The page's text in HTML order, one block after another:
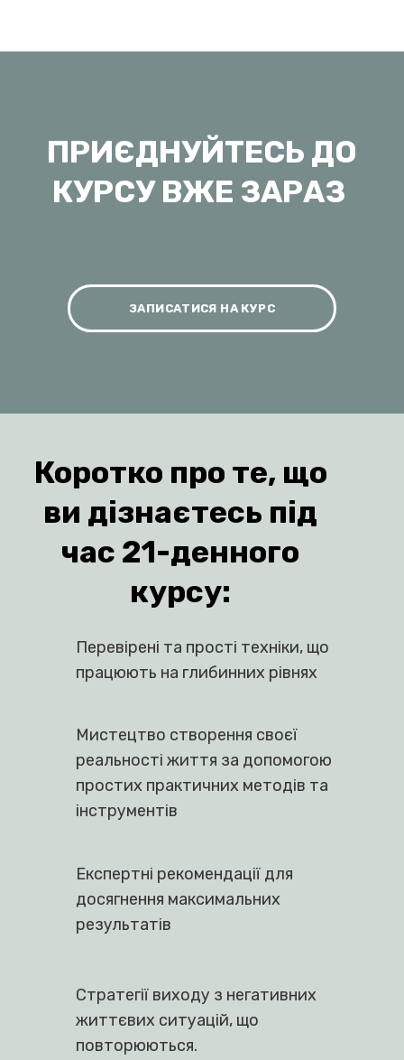
досягли нових результатів у роботі
та стосунках.
років самотності, вийшли заміж,
народили дитину та завели собаку
ПРИЄДНУЙТЕСЬ ДО
КУРСУ ВЖЕ ЗАРАЗ
ЗАПИСАТИСЯ НА КУРС
Коротко про те, що
ви дізнаєтесь під
час 21-денного
Перевірені та прості техніки, що
працюють на глибинних рівнях